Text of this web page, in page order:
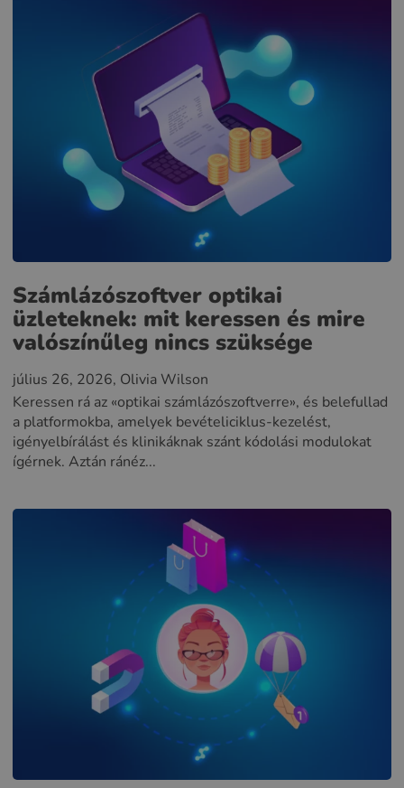
Számlázószoftver optikai
üzleteknek: mit keressen és mire
valószínűleg nincs szüksége
július 26, 2026, Olivia Wilson
Keressen rá az «optikai számlázószoftverre», és belefullad
a platformokba, amelyek bevételiciklus-kezelést,
igényelbírálást és klinikáknak szánt kódolási modulokat
ígérnek. Aztán ránéz...